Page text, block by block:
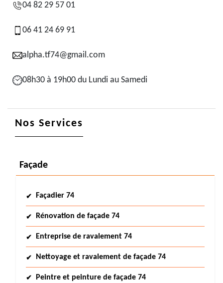
04 82 29 57 01
06 41 24 69 91
alpha.tf74@gmail.com
08h30 à 19h00 du Lundi au Samedi
Nos Services
Façade
Façadier 74
Rénovation de façade 74
Entreprise de ravalement 74
Nettoyage et ravalement de façade 74
Peintre et peinture de façade 74